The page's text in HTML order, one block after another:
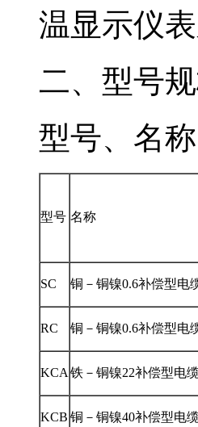
温显示仪表
二、 型号
型号、
型号 名称
SC 铜－铜镍0.6补偿型电
RC 铜－铜镍0.6补偿型电
KCA 铁－铜镍22补偿型电
KCB 铜－铜镍40补偿型电